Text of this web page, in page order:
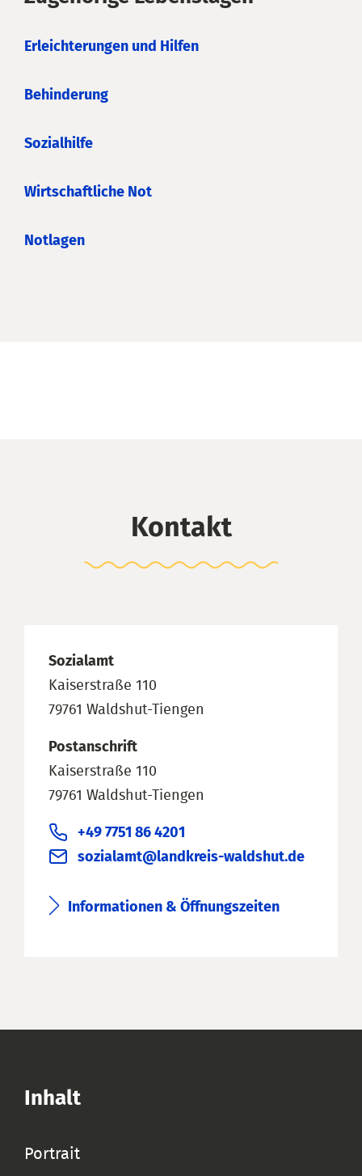
Erleichterungen und Hilfen
Behinderung
Sozialhilfe
Wirtschaftliche Not
Notlagen
Kontakt
Sozialamt
Kaiserstraße 110
79761 Waldshut-Tiengen
Postanschrift
Kaiserstraße 110
79761 Waldshut-Tiengen
+49 7751 86 4201
sozialamt@landkreis-waldshut.de
Informationen & Öffnungszeiten
Inhalt
Portrait